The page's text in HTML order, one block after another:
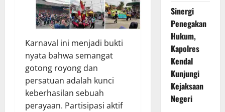
Karnaval ini menjadi bukti
nyata bahwa semangat
gotong royong dan
persatuan adalah kunci
keberhasilan sebuah
perayaan. Partisipasi aktif
Sinergi
Penegakan
Hukum,
Kapolres
Kendal
Kunjungi
Kejaksaan
Negeri